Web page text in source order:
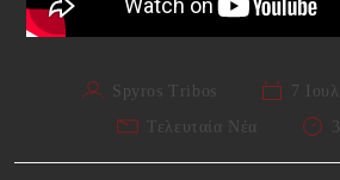
Spyros Tribos
7
Τελευταία Νέα